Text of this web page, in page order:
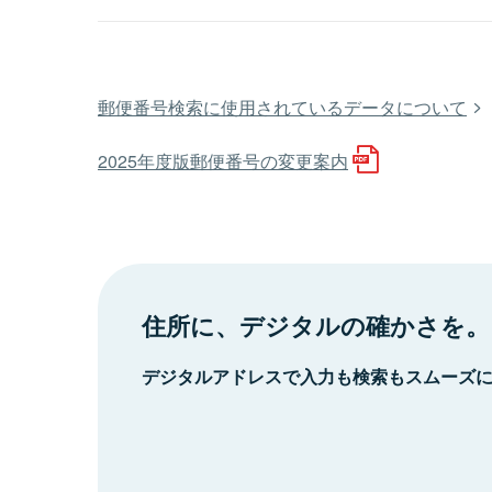
郵便番号検索に使用されているデータについて
2025年度版郵便番号の変更案内
住所に、デジタルの確かさを。
デジタルアドレスで入力も検索もスムーズ